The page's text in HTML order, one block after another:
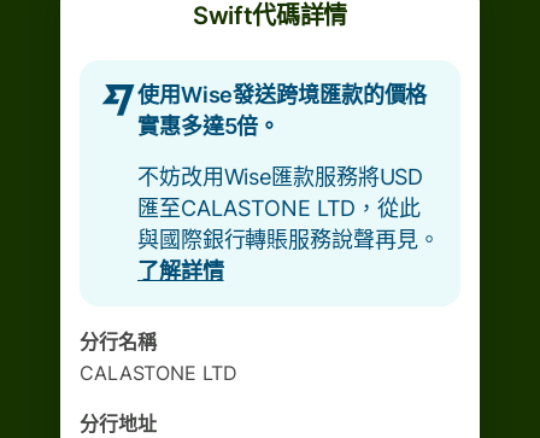
Swift代碼詳情
使用Wise發送跨境匯款的價格
實惠多達5倍。
不妨改用Wise匯款服務將USD
匯至CALASTONE LTD，從此
與國際銀行轉賬服務說聲再見。
了解詳情
分行名稱
CALASTONE LTD
分行地址